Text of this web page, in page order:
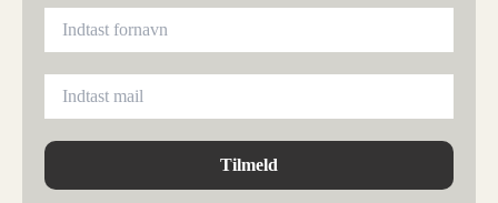
Tilmeld